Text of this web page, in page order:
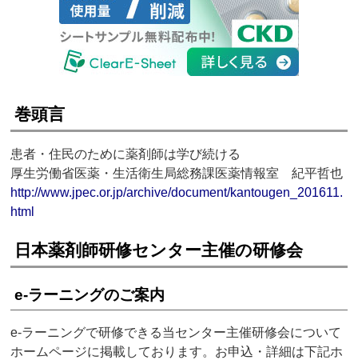
巻頭言
患者・住民のために薬剤師は学び続ける
厚生労働省医薬・生活衛生局総務課医薬情報室 紀平哲也
http://www.jpec.or.jp/archive/document/kantougen_201611.
html
日本薬剤師研修センター主催の研修会
e-ラーニングのご案内
e-ラーニングで研修できる当センター主催研修会について
ホームページに掲載しております。お申込・詳細は下記ホ